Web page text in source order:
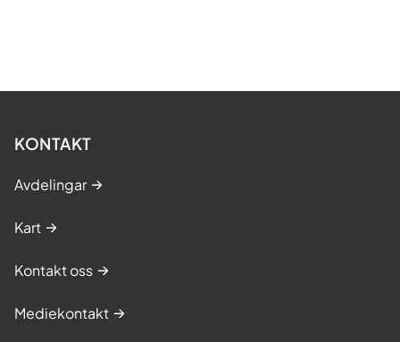
ø
r
n
e
KONTAKT
Avdelingar
Kart
Kontakt oss
Mediekontakt